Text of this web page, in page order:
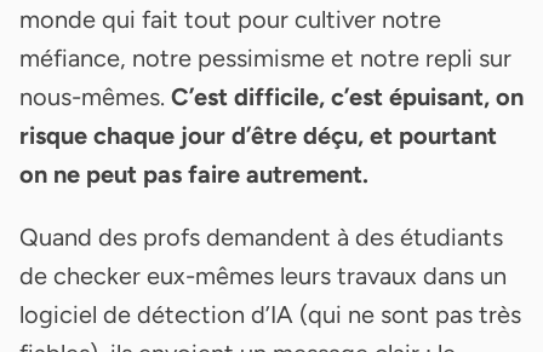
monde qui fait tout pour cultiver notre
méfiance, notre pessimisme et notre repli sur
nous-mêmes. C’est difficile, c’est épuisant, on
risque chaque jour d’être déçu, et pourtant
on ne peut pas faire autrement.
Quand des profs demandent à des étudiants
de checker eux-mêmes leurs travaux dans un
logiciel de détection d’IA (qui ne sont pas très